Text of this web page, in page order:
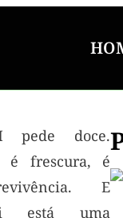
pede doce.
é frescura, é
E
está uma